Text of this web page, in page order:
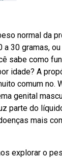
normal da
a 30 gramas,
sabe como
idade? A
comum no.
genital
parte do
mais
explorar o